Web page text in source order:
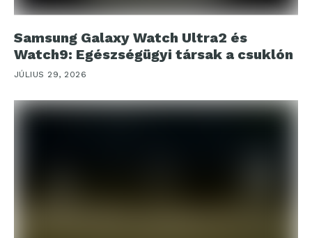
Samsung Galaxy Watch Ultra2 és
Watch9: Egészségügyi társak a csuklón
JÚLIUS 29, 2026